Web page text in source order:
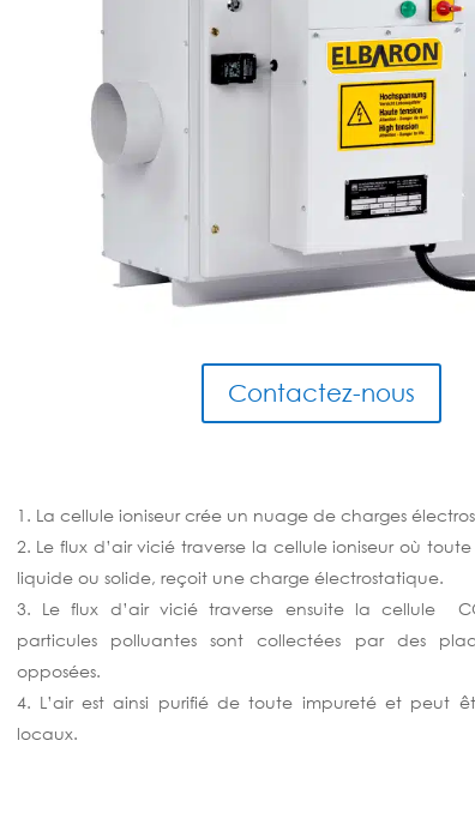
Contactez-nous
La cellule ioniseur crée un nuage de charges
Le flux d’air vicié traverse la cellule ioniseur où
liquide ou solide, reçoit une charge électrostatique.
Le flux d’air vicié traverse ensuite la cellule
particules polluantes sont collectées par des
opposées.
L’air est ainsi purifié de toute impureté et peut
locaux.